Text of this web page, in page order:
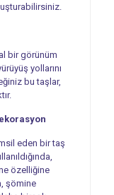
bir görünüm
yollarını
bu taşlar,
eden bir taş
özelliğine
şömine